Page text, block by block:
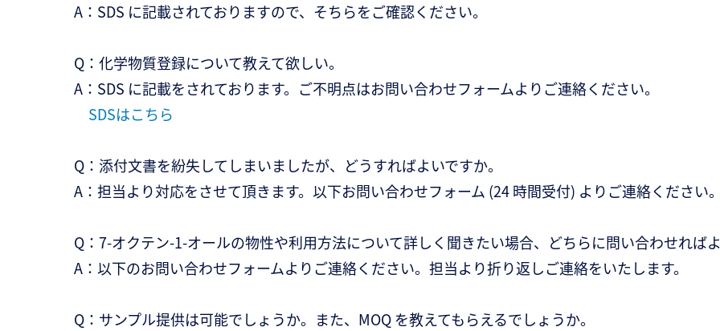
A：SDS に記載されておりますので、そちらをご確認ください。
Q：化学物質登録について教えて欲しい。
A：SDS に記載をされております。ご不明点はお問い合わせフォームよりご連絡ください。
SDSはこちら
Q：添付文書を紛失してしまいましたが、どうすればよいですか。
A：担当より対応をさせて頂きます。以下お問い合わせフォーム (24 時間受付) よりご連絡ください。
Q：7-オクテン-1-オールの物性や利用方法について詳しく聞きたい場合、どちらに問い合わせればよ
A：以下のお問い合わせフォームよりご連絡ください。担当より折り返しご連絡をいたします。
Q：サンプル提供は可能でしょうか。また、MOQ を教えてもらえるでしょうか。